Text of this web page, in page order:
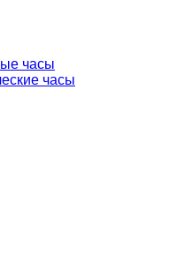
часы
часы